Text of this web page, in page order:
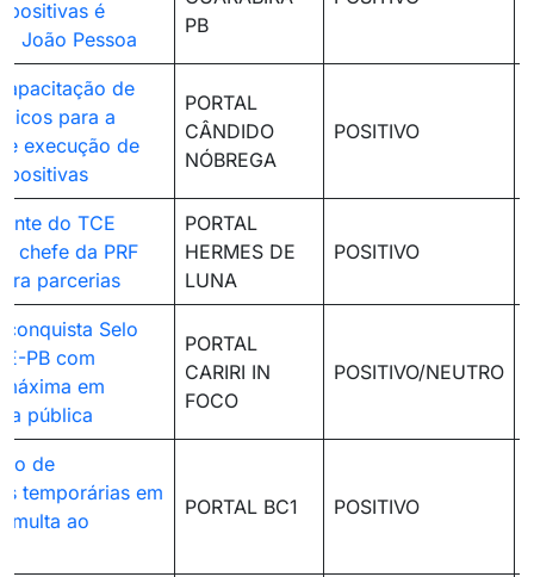
é
João Pessoa
PB
de
para a
e execução de
PORTAL
CÂNDIDO
NÓBREGA
POSITIVO
do TCE
chefe da PRF
parcerias
PORTAL
HERMES DE
LUNA
POSITIVO
conquista Selo
PB com
em
pública
PORTAL
CARIRI IN
FOCO
POSITIVO/NEUTRO
de
temporárias em
multa ao
PORTAL BC1 POSITIVO